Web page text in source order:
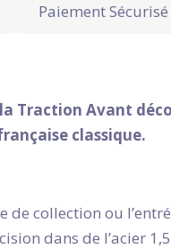
Paiement Sécurisé
Traction Avant
classique.
de collection ou
dans de l’acier